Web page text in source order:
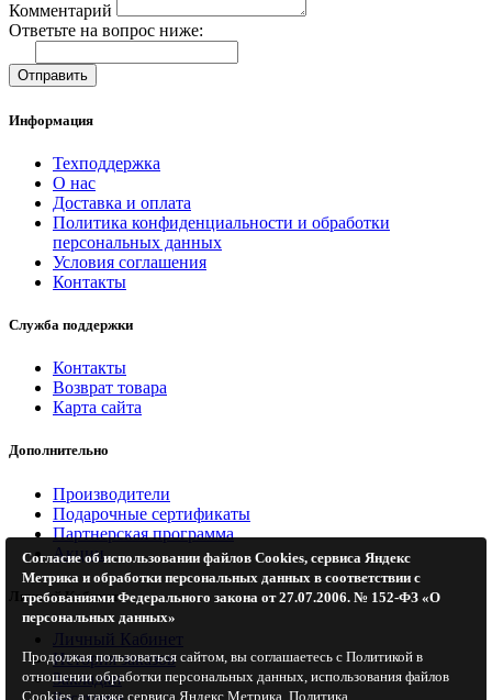
Комментарий
Ответьте на вопрос ниже:
Отправить
Информация
Техподдержка
О нас
Доставка и оплата
Политика конфиденциальности и обработки
персональных данных
Условия соглашения
Контакты
Служба поддержки
Контакты
Возврат товара
Карта сайта
Дополнительно
Производители
Подарочные сертификаты
Партнерская программа
Акции
Личный Кабинет
Личный Кабинет
История заказов
Закладки
Согласие об использовании файлов Cookies, сервиса Яндекс
Метрика и обработки персональных данных в соответствии с
требованиями Федерального закона от 27.07.2006. № 152-ФЗ «О
персональных данных»
Продолжая пользоваться сайтом, вы соглашаетесь с Политикой в
отношении обработки персональных данных, использования файлов
Cookies, а также сервиса Яндекс Метрика. Политика